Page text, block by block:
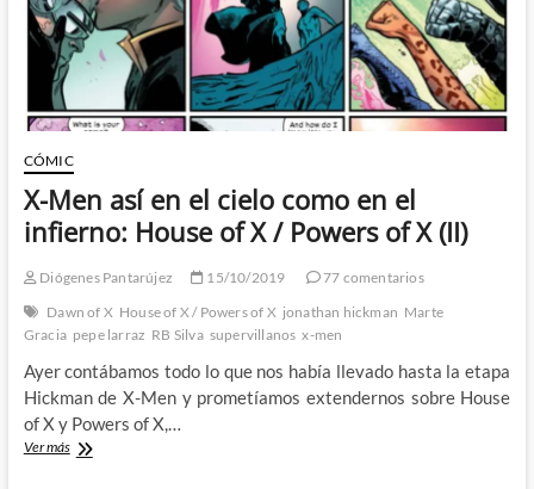
of
X
(III)
CÓMIC
X-Men así en el cielo como en el
infierno: House of X / Powers of X (II)
Diógenes Pantarújez 15/10/2019
77 comentarios
Dawn of X House of X / Powers of X jonathan hickman Marte
Gracia pepe larraz RB Silva supervillanos x-men
Ayer contábamos todo lo que nos había llevado hasta la etapa
Hickman de X-Men y prometíamos extendernos sobre House
of X y Powers of X,…
Ver másX-